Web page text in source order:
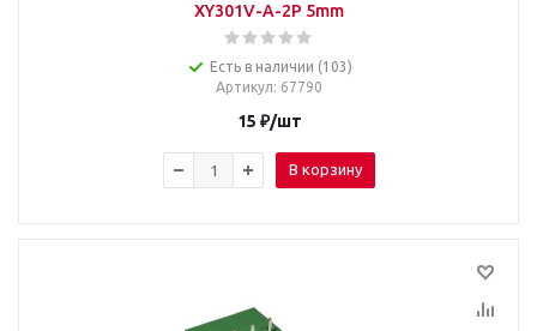
XY301V-A-2P 5mm
Есть в наличии (103)
Артикул: 67790
15 ₽/шт
В корзину